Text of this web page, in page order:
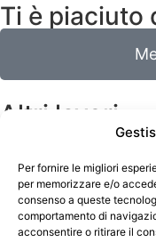
Per fornire le migliori
per memorizzare e/o
consenso a queste
comportamento di
acconsentire o ritirare il
Ti è piaciuto
Altri lavori
Sass Bay
Sito Web